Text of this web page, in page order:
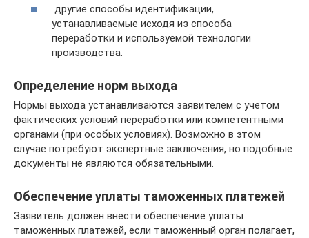
другие способы идентификации,
устанавливаемые исходя из способа
переработки и используемой технологии
производства.
Определение норм выхода
Нормы выхода устанавливаются заявителем с учетом
фактических условий переработки или компетентными
органами (при особых условиях). Возможно в этом
случае потребуют экспертные заключения, но подобные
документы не являются обязательными.
Обеспечение уплаты таможенных платежей
Заявитель должен внести обеспечение уплаты
таможенных платежей, если таможенный орган полагает,